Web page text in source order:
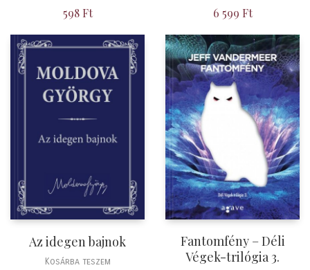
598 Ft 6 599 Ft
Az idegen bajnok
Kosárba teszem
Fantomfény – Déli
Végek-trilógia 3.